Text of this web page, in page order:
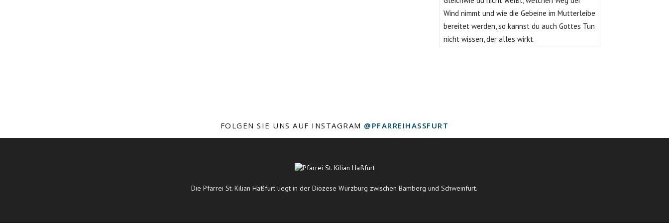
Wind nimmt und wie die Gebeine im Mutterleibe
bereitet werden, so kannst du auch Gottes Tun
nicht wissen, der alles wirkt.
FOLGEN SIE UNS AUF INSTAGRAM @PFARREIHASSFURT
Die Pfarrei St. Kilian Haßfurt liegt in der Diözese Würzburg zwischen Bamberg und Schweinfurt.